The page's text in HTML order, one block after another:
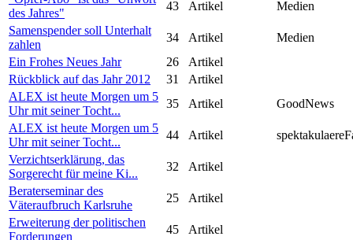
des Jahres"
43 Artikel
Medien
Samenspender soll Unterhalt
zahlen
34 Artikel
Medien
Ein Frohes Neues Jahr
26
Artikel
Rückblick auf das Jahr 2012
31
Artikel
ALEX ist heute Morgen um 5
Uhr mit seiner Tocht...
35 Artikel
GoodNews
ALEX ist heute Morgen um 5
Uhr mit seiner Tocht...
44 Artikel
Verzichtserklärung, das
Sorgerecht für meine Ki...
32
Artikel
Beraterseminar des
Väteraufbruch Karlsruhe
25
Artikel
Erweiterung der politischen
Forderungen
45
Artikel